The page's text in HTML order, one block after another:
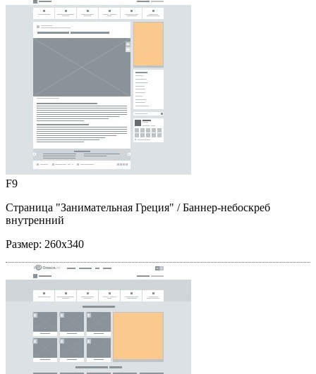
F9
Страница "Занимательная Греция" / Баннер-небоскреб
внутренний
Размер: 260x340